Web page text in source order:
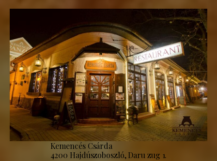
Kemencés Csárda
4200 Hajdúszoboszló, Daru zug 1.